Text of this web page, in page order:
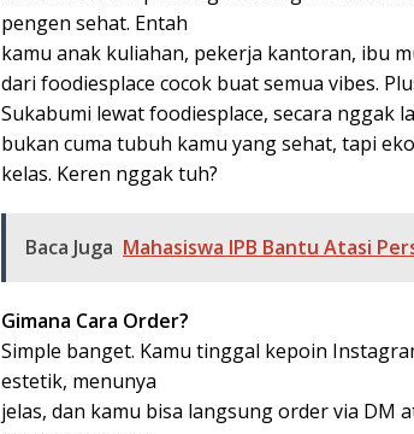
pengen sehat. Entah
kamu anak kuliahan, pekerja kantoran, ibu
dari foodiesplace cocok buat semua vibes.
Sukabumi lewat foodiesplace, secara nggak
bukan cuma tubuh kamu yang sehat, tapi
kelas. Keren nggak tuh?
Baca Juga Mahasiswa IPB Bantu Atasi
Gimana Cara Order?
Simple banget. Kamu tinggal kepoin
estetik, menunya
jelas, dan kamu bisa langsung order via DM